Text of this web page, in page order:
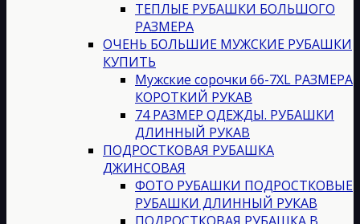
ТЕПЛЫЕ РУБАШКИ БОЛЬШОГО
РАЗМЕРА
ОЧЕНЬ БОЛЬШИЕ МУЖСКИЕ РУБАШКИ
КУПИТЬ
Мужские сорочки 66-7XL РАЗМЕРА
КОРОТКИЙ РУКАВ
74 РАЗМЕР ОДЕЖДЫ. РУБАШКИ
ДЛИННЫЙ РУКАВ
ПОДРОСТКОВАЯ РУБАШКА
ДЖИНСОВАЯ
ФОТО РУБАШКИ ПОДРОСТКОВЫЕ
РУБАШКИ ДЛИННЫЙ РУКАВ